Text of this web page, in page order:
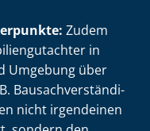
Zudem
in
Umgebung über
Bau­sach­ver­stän­di­
nicht irgendeinen